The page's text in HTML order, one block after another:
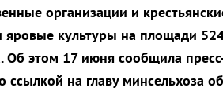
организации и
яровые культуры на площади
Об этом 17 июня сообщила
ссылкой на главу минсельхоза